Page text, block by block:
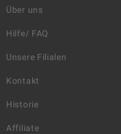
Über uns
Hilfe/ FAQ
Unsere Filialen
Kontakt
Historie
Affiliate